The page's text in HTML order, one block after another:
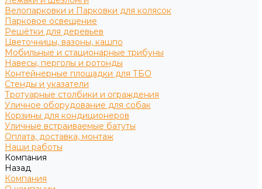
Велопарковки и Парковки для колясок
Парковое освещение
Решётки для деревьев
Цветочницы, вазоны, кашпо
Мобильные и стационарные трибуны
Навесы, перголы и ротонды
Контейнерные площадки для ТБО
Стенды и указатели
Тротуарные столбики и ограждения
Уличное оборудование для собак
Корзины для кондиционеров
Уличные встраиваемые батуты
Оплата, доставка, монтаж
Наши работы
Компания
Назад
Компания